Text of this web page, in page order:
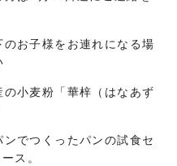
をお連れになる場
小麦粉「華梓（はなあず
ったパンの試食セ
ス。